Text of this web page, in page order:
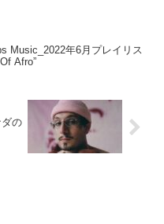
Music_2022年6月プレイリス
Afro”
の